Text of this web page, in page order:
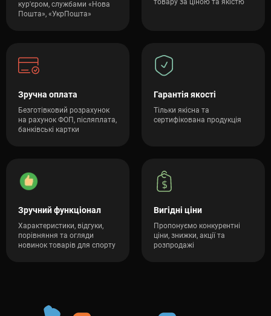
кур'єром, службами «Нова
Пошта», «УкрПошта»
Зручна оплата
Безготівковий розрахунок
на рахунок ФОП, післяплата,
банківські картки
Гарантія якості
Тільки якісна та
сертифікована продукція
Зручний функціонал
Характеристики, відгуки,
порівняння та огляди
новинок товарів для спорту
Вигідні ціни
Пропонуємо конкурентні
ціни, знижки, акції та
розпродажі